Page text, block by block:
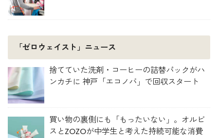
「ゼロウェイスト」ニュース
捨てていた洗剤・コーヒーの詰替パックがハ
ンカチに 神戸「エコノバ」で回収スタート
買い物の裏側にも「もったいない」。オルビ
スとZOZOが中学生と考えた持続可能な消費